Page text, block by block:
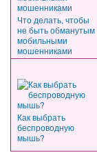
Что делать, чтобы
не быть обманутым
мобильными
мошенниками
Как выбрать
беспроводную
мышь?